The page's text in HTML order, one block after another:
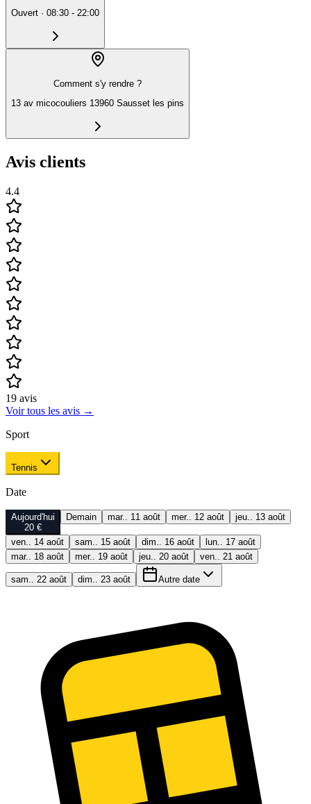
Ouvert · 08:30 - 22:00
Comment s'y rendre ?
13 av micocouliers 13960 Sausset les pins
Avis clients
4.4
19 avis
Voir tous les avis →
Sport
Tennis
Date
Aujourd'hui
20 €
Demain mar.. 11 août mer.. 12 août jeu.. 13 août
ven.. 14 août sam.. 15 août dim.. 16 août
lun.. 17 août
mar.. 18 août
mer.. 19 août jeu.. 20 août ven.. 21 août
sam.. 22 août dim.. 23 août Autre date